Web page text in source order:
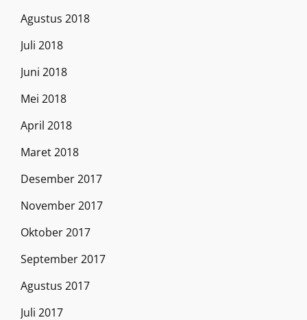
Agustus 2018
Juli 2018
Juni 2018
Mei 2018
April 2018
Maret 2018
Desember 2017
November 2017
Oktober 2017
September 2017
Agustus 2017
Juli 2017